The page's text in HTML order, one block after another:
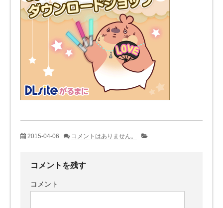
2015-04-06 コメントはありません。
コメントを残す
コメント